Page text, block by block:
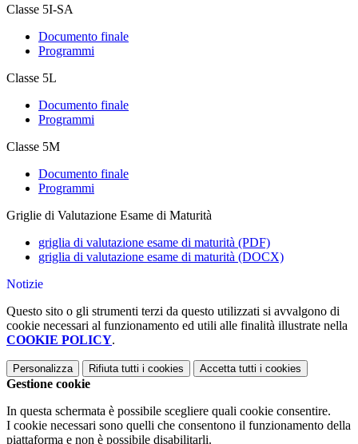
Classe 5I-SA
Documento finale
Programmi
Classe 5L
Documento finale
Programmi
Classe 5M
Documento finale
Programmi
Griglie di Valutazione Esame di Maturità
griglia di valutazione esame di maturità (PDF)
griglia di valutazione esame di maturità (DOCX)
Notizie
Questo sito o gli strumenti terzi da questo utilizzati si avvalgono di
cookie necessari al funzionamento ed utili alle finalità illustrate nella
COOKIE POLICY.
Personalizza Rifiuta tutti i cookies Accetta tutti i cookies
Gestione cookie
In questa schermata è possibile scegliere quali cookie consentire.
I cookie necessari sono quelli che consentono il funzionamento della
piattaforma e non è possibile disabilitarli.